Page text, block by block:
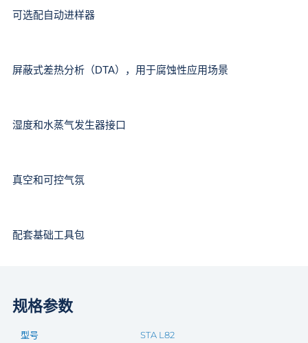
可选配自动进样器
屏蔽式差热分析（DTA），用于腐蚀性应用场景
湿度和水蒸气发生器接口
真空和可控气氛
配套基础工具包
规格参数
型号 STA L82